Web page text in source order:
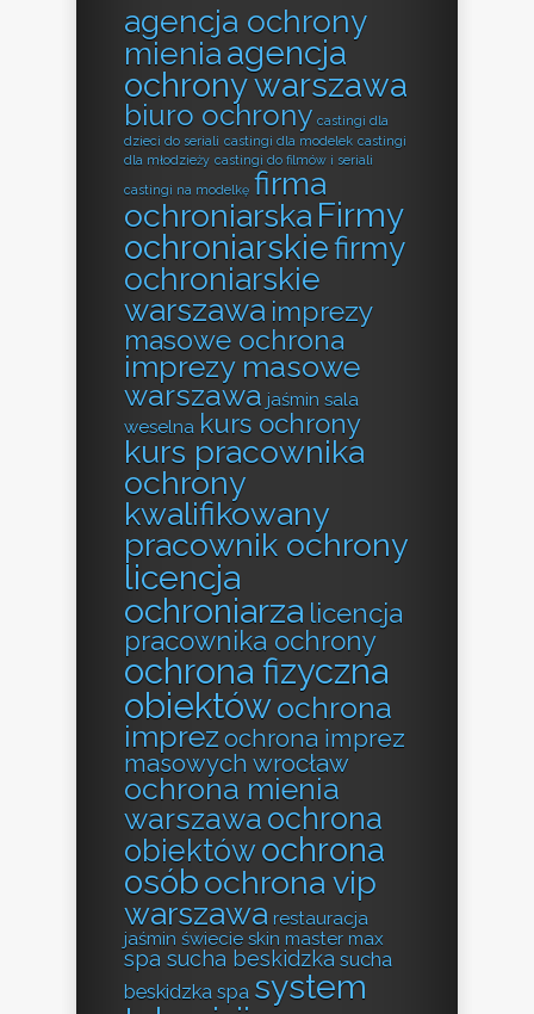
agencja ochrony
mieniaagencja
ochrony warszawa
biuro ochrony castingi dla
dzieci do seriali castingi dla modelek castingi
dla młodzieży castingi do filmów i seriali
castingi na modelkę firma
ochroniarska Firmy
ochroniarskiefirmy
ochroniarskie
warszawa imprezy
masowe ochrona
imprezy masowe
warszawa jaśmin sala
weselna kurs ochrony
kurs pracownika
ochrony
kwalifikowany
pracownik ochrony
licencja
ochroniarza licencja
pracownika ochrony
ochrona fizyczna
obiektówochrona
imprez ochrona imprez
masowych wrocław
ochrona mienia
warszawa ochrona
obiektów ochrona
osóbochrona vip
warszawa restauracja
jaśmin świecie skin master max
spa sucha beskidzka sucha
beskidzka spa system